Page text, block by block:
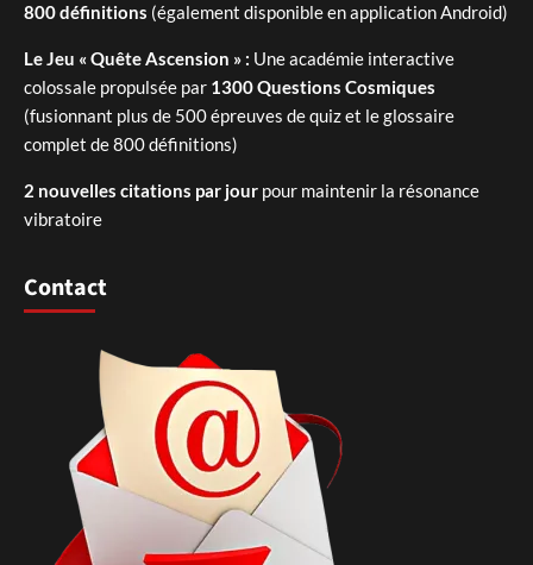
800 définitions (également disponible en application Android)
Le Jeu « Quête Ascension » : Une académie interactive
colossale propulsée par 1300 Questions Cosmiques
(fusionnant plus de 500 épreuves de quiz et le glossaire
complet de 800 définitions)
2 nouvelles citations par jour pour maintenir la résonance
vibratoire
Contact